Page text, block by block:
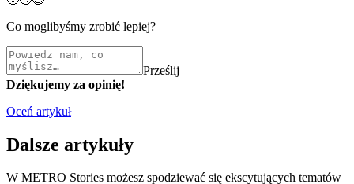
Co moglibyśmy zrobić lepiej?
Prześlij
Dziękujemy za opinię!
Oceń artykuł
Dalsze artykuły
W METRO Stories możesz spodziewać się ekscytujących tematów